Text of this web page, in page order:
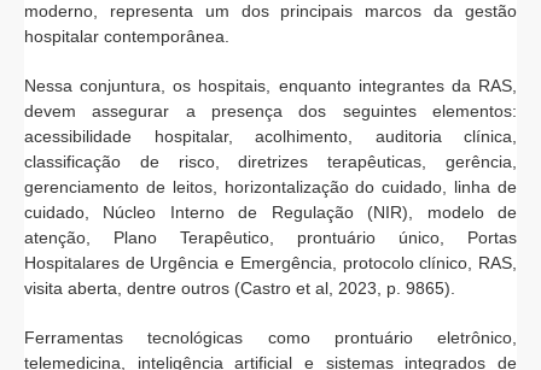
moderno, representa um dos principais marcos da gestão
hospitalar contemporânea.
Nessa conjuntura, os hospitais, enquanto integrantes da RAS,
devem assegurar a presença dos seguintes elementos:
acessibilidade hospitalar, acolhimento, auditoria clínica,
classificação de risco, diretrizes terapêuticas, gerência,
gerenciamento de leitos, horizontalização do cuidado, linha de
cuidado, Núcleo Interno de Regulação (NIR), modelo de
atenção, Plano Terapêutico, prontuário único, Portas
Hospitalares de Urgência e Emergência, protocolo clínico, RAS,
visita aberta, dentre outros (Castro et al, 2023, p. 9865).
Ferramentas tecnológicas como prontuário eletrônico,
telemedicina, inteligência artificial e sistemas integrados de